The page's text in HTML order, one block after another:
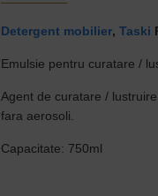
Detergent mobilier,Taski
Emulsie pentru curatare /
Agent de curatare /
fara aerosoli.
Capacitate: 750ml